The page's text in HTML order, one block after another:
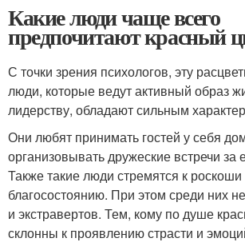
Какие люди чаще всего
предпочитают красный
С точки зрения психологов, эту
люди, которые ведут активный образ
лидерству, обладают сильным
Они любят принимать гостей у себя
организовывать дружеские встречи за
Также такие люди стремятся к роскоши
благосостоянию. При этом среди них
и экстравертов. Тем, кому по душе
склонны к проявлению страсти и